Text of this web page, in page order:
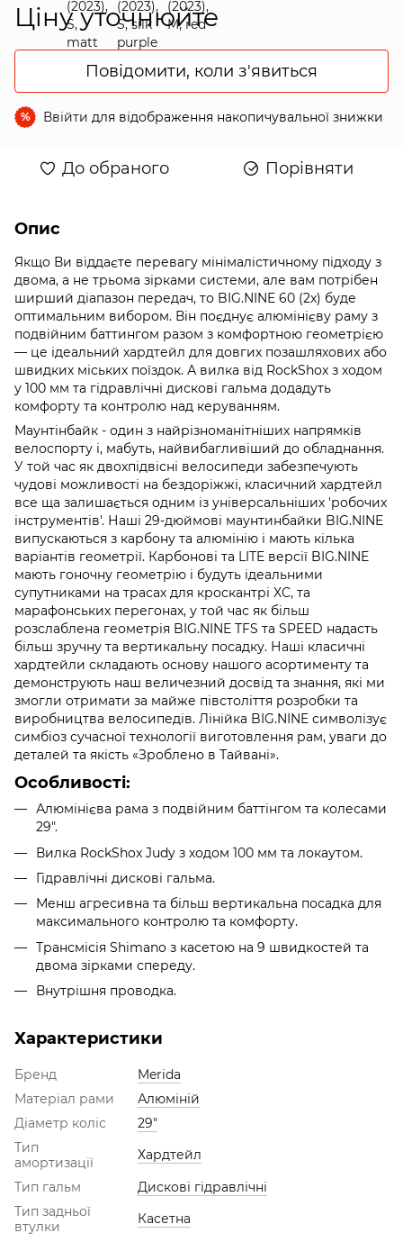
Ціну уточнюйте
Повідомити, коли з'явиться
% Ввійти для відображення накопичувальної знижки
До обраного Порівняти
Опис
Якщо Ви віддаєте перевагу мінімалістичному підходу з
двома, а не трьома зірками системи, але вам потрібен
ширший діапазон передач, то BIG.NINE 60 (2x) буде
оптимальним вибором. Він поєднує алюмінієву раму з
подвійним баттингом разом з комфортною геометрією
— це ідеальний хардтейл для довгих позашляхових або
швидких міських поїздок. А вилка від RockShox з ходом
у 100 мм та гідравлічні дискові гальма додадуть
комфорту та контролю над керуванням.
Маунтінбайк - один з найрізноманітніших напрямків
велоспорту і, мабуть, найвибагливіший до обладнання.
У той час як двохпідвісні велосипеди забезпечують
чудові можливості на бездоріжжі, класичний хардтейл
все ща залишається одним із універсальніших 'робочих
інструментів'. Наші 29-дюймові маунтинбайки BIG.NINE
випускаються з карбону та алюмінію і мають кілька
варіантів геометрії. Карбонові та LITE версії BIG.NINE
мають гоночну геометрію і будуть ідеальними
супутниками на трасах для кроскантрі XC, та
марафонських перегонах, у той час як більш
розслаблена геометрія BIG.NINE TFS та SPEED надасть
більш зручну та вертикальну посадку. Наші класичні
хардтейли складають основу нашого асортименту та
демонструють наш величезний досвід та знання, які ми
змогли отримати за майже півстоліття розробки та
виробництва велосипедів. Лінійка BIG.NINE символізує
симбіоз сучасної технології виготовлення рам, уваги до
деталей та якість «Зроблено в Тайвані».
Особливості:
Алюмінієва рама з подвійним баттінгом та колесами
29".
Вилка RockShox Judy з ходом 100 мм та локаутом.
Гідравлічні дискові гальма.
Менш агресивна та більш вертикальна посадка для
максимального контролю та комфорту.
Трансмісія Shimano з касетою на 9 швидкостей та
двома зірками спереду.
Внутрішня проводка.
Характеристики
Бренд
Merida
Матеріал рами
Алюміній
Діаметр коліс
29"
Тип
амортизації
Хардтейл
Тип гальм
Дискові гідравлічні
Тип задньої
втулки
Касетна